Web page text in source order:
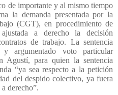
de importante y al mismo tiempo
la demanda presentada por la
(CGT), en procedimiento de
a derecho la decisión
de trabajo. La sentencia
argumentado voto particular
Agustí, para quien la sentencia
“ya sea respecto a la petición
del despido colectivo, ya fuera
derecho”.